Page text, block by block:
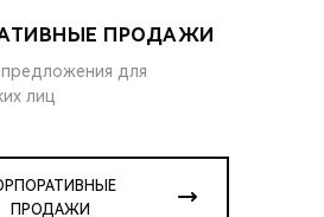
ПРОДАЖИ
для
лиц
ПРОДАЖИ